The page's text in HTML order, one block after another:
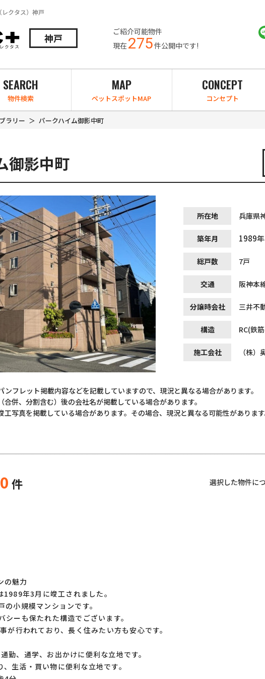
クタス）神戸
神戸
ご紹介可能物件
現在275件公開中です!
SEARCH
物件検索
MAP
ペットスポットMAP
CONCEPT
コンセプト
ラリー パークハイム御影中町
御影中町
所在地 兵庫県
築年月 1989
総戸数 7戸
交通 阪神本
分譲時会社 三井不
構造 RC(鉄
施工会社 （株）
フレット掲載内容などを記載していますので、現況と異なる場合があります。
併、分割含む）後の会社名が掲載している場合があります。
写真を掲載している場合があります。その場合、現況と異なる可能性があります
0 件 選択した物件に
の魅力
年3月に竣工されました。
小規模マンションです。
シーも保たれた構造でございます。
が行われており、長く住みたい方も安心です。
勤、通学、お出かけに便利な立地です。
生活・買い物に便利な立地です。